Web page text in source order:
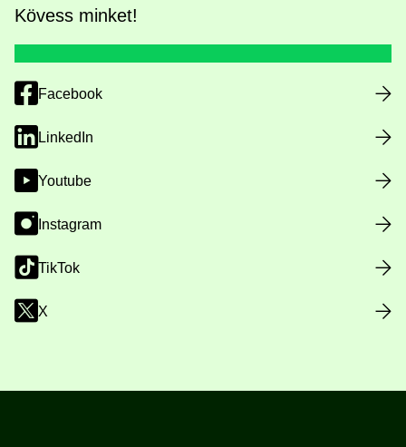
Kövess minket!
Facebook
LinkedIn
Youtube
Instagram
TikTok
X